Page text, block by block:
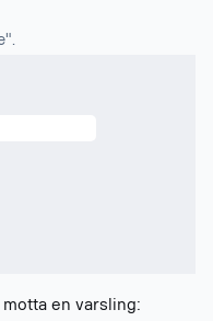
en varsling: